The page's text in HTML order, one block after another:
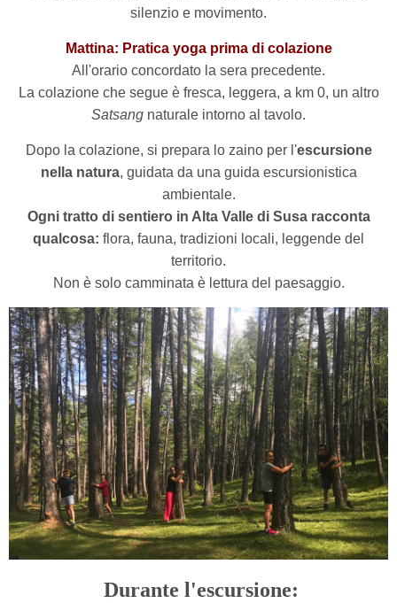
silenzio e movimento.
Mattina: Pratica yoga prima di colazione
All'orario concordato la sera precedente.
La colazione che segue è fresca, leggera, a km 0, un altro
Satsang naturale intorno al tavolo.
Dopo la colazione, si prepara lo zaino per l'escursione
nella natura, guidata da una guida escursionistica
ambientale.
Ogni tratto di sentiero in Alta Valle di Susa racconta
qualcosa: flora, fauna, tradizioni locali, leggende del
territorio.
Non è solo camminata è lettura del paesaggio.
Durante l'escursione: